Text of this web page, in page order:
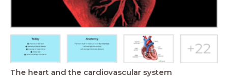
The heart and the cardiovascular system